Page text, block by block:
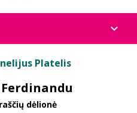
Platelis
Ferdinandu
dėlionė